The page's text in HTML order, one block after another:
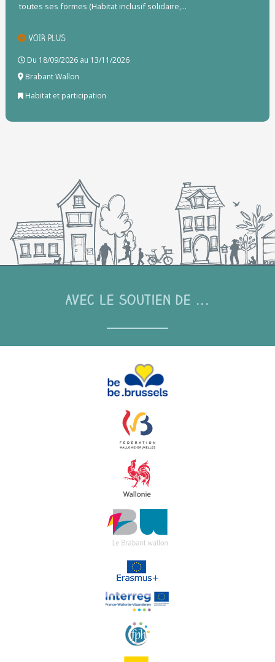
toutes ses formes (Habitat inclusif solidaire,...
VOIR PLUS
Du 18/09/2026 au 13/11/2026
Brabant Wallon
Habitat et participation
Avec le soutien de ...